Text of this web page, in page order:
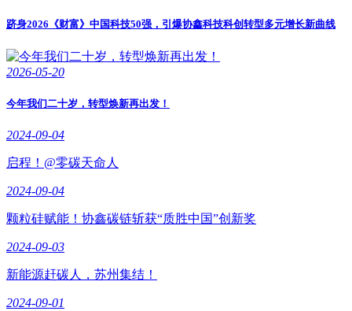
跻身2026《财富》中国科技50强，引爆协鑫科技科创转型多元增长新曲线
2026-05-20
今年我们二十岁，转型焕新再出发！
2024-09-04
启程！@零碳天命人
2024-09-04
颗粒硅赋能！协鑫碳链斩获“质胜中国”创新奖
2024-09-03
新能源赶碳人，苏州集结！
2024-09-01